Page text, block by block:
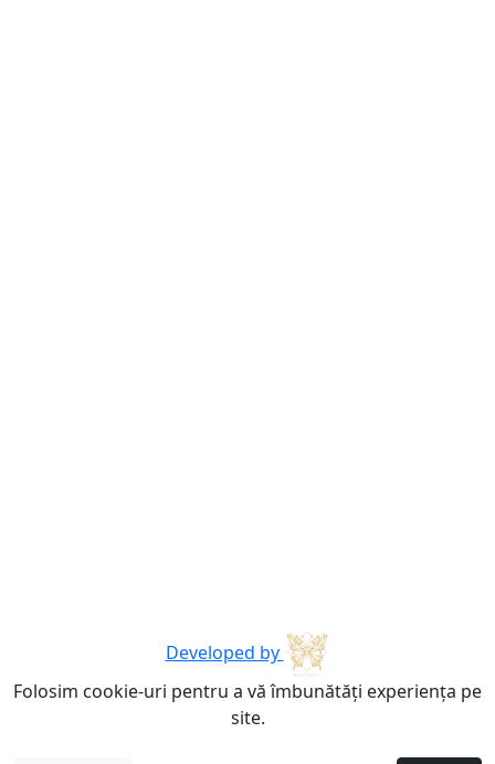
Developed by
Folosim cookie-uri pentru a vă îmbunătăți experiența pe
site.